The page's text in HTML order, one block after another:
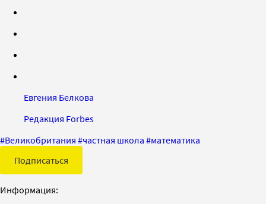
Евгения Белкова
Редакция Forbes
#Великобритания #частная школа #математика
Подписаться
Информация: